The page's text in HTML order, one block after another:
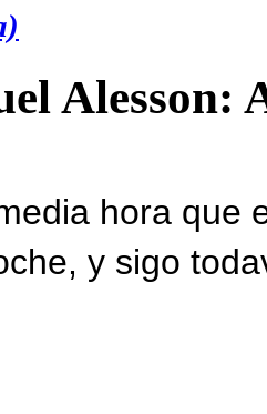
Alesson:
hora que
y sigo